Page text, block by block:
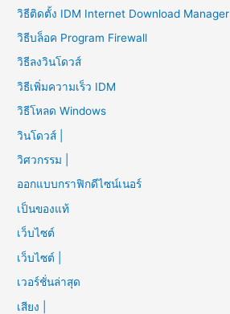
วิธีติดตั้ง IDM Internet Download Manager
วิธีบล็อค Program Firewall
วิธีลงวินโดวส์
วิธีเพิ่มความเร็ว IDM
วิธีโหลด Windows
วินโดวส์ |
วิศวกรรม |
ออกแบบกราฟิกดีไซน์เนอร์
เป็นของแท้
เว็บไซต์
เว็บไซต์ |
เวอร์ชั่นล่าสุด
เสียง |